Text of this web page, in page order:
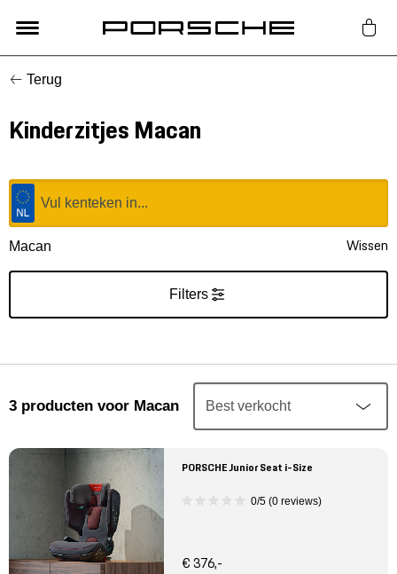
Lifestyle
Auto Accessoires
Classic
Nieuw
Mijn account
Klantenservice
Meer Porsche
Porsche informatie
Terug
Kinderzitjes Macan
Macan Wissen
Filters
3 producten voor Macan
PORSCHE Junior Seat i-Size
0/5 (0 reviews)
€ 376,-